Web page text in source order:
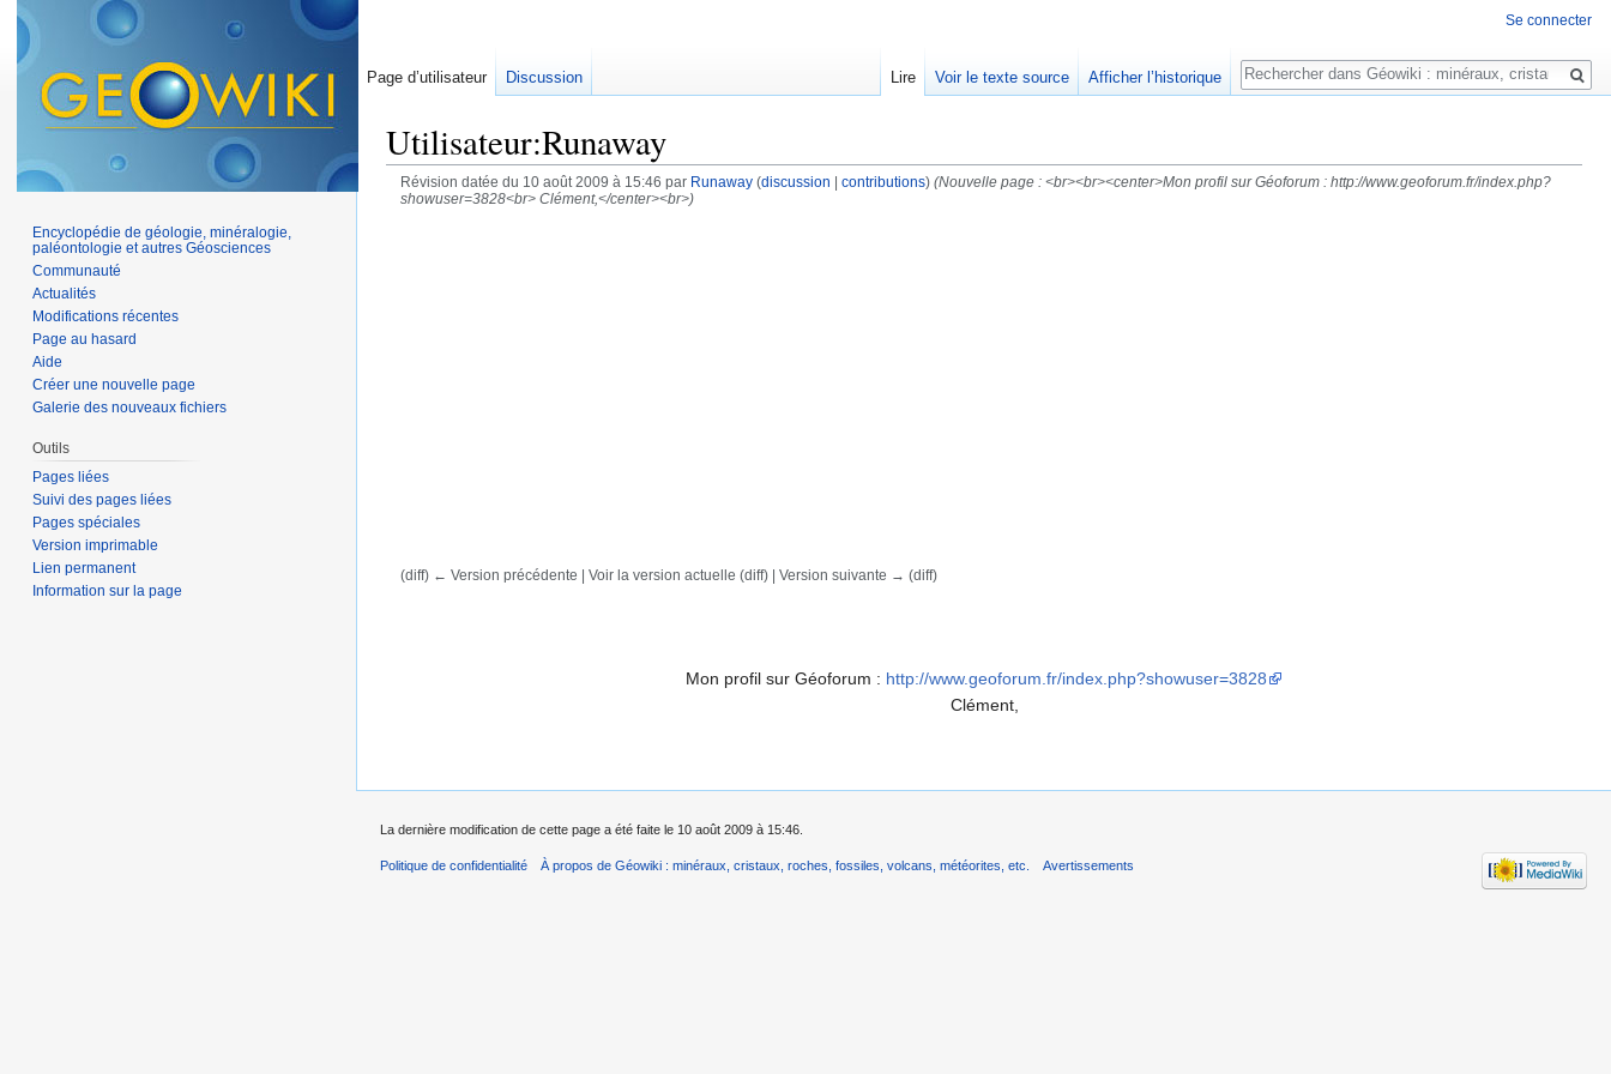
Utilisateur:Runaway
Révision datée du 10 août 2009 à 15:46 par Runaway (discussion contributions) (Nouvelle page : <br><br><center>Mon profil sur Géoforum : http://www.geoforum.fr/index.php?
showuser=3828<br> Clément,</center><br>)
(diff) ← Version précédente | Voir la version actuelle (diff) | Version suivante → (diff)
Mon profil sur Géoforum : http://www.geoforum.fr/index.php?showuser=3828
Clément,
Se connecter
Page d’utilisateur Discussion Lire Voir le texte source Afficher l’historique
Rechercher
Encyclopédie de géologie, minéralogie,
paléontologie et autres Géosciences
Communauté
Actualités
Modifications récentes
Page au hasard
Aide
Créer une nouvelle page
Galerie des nouveaux fichiers
Outils
Pages liées
Suivi des pages liées
Pages spéciales
Version imprimable
Lien permanent
Information sur la page
La dernière modification de cette page a été faite le 10 août 2009 à 15:46.
Politique de confidentialité À propos de Géowiki : minéraux, cristaux, roches, fossiles, volcans, météorites, etc. Avertissements